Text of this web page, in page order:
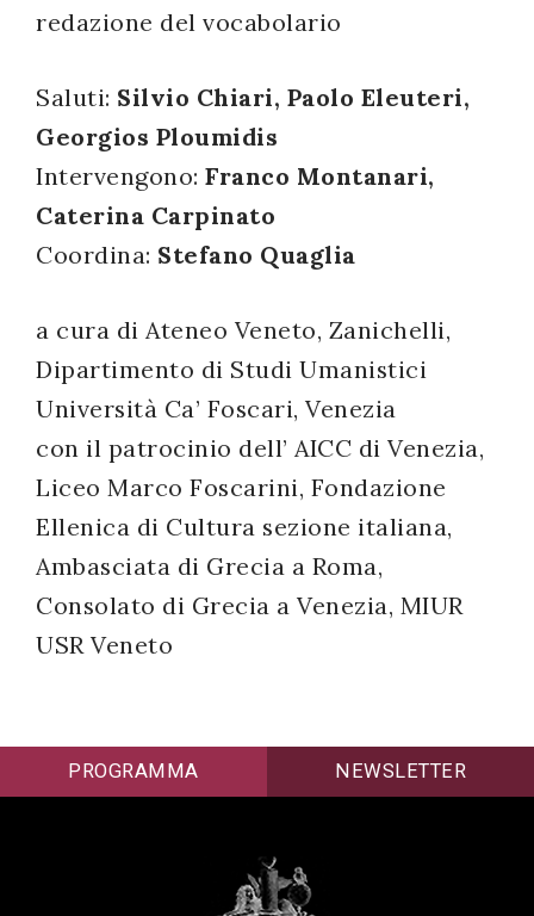
redazione del vocabolario
Saluti: Silvio Chiari, Paolo Eleuteri,
Georgios Ploumidis
Intervengono: Franco Montanari,
Caterina Carpinato
Coordina: Stefano Quaglia
a cura di Ateneo Veneto, Zanichelli,
Dipartimento di Studi Umanistici
Università Ca’ Foscari, Venezia
con il patrocinio dell’ AICC di Venezia,
Liceo Marco Foscarini, Fondazione
Ellenica di Cultura sezione italiana,
Ambasciata di Grecia a Roma,
Consolato di Grecia a Venezia, MIUR
USR Veneto
Registrazione
successo!
PROGRAMMA NEWSLETTER